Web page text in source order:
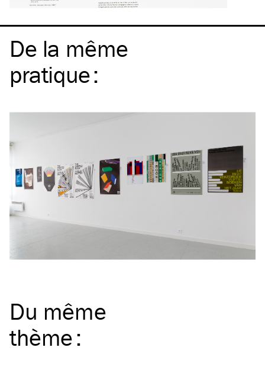
De la même
pratique:
Du même
thème: